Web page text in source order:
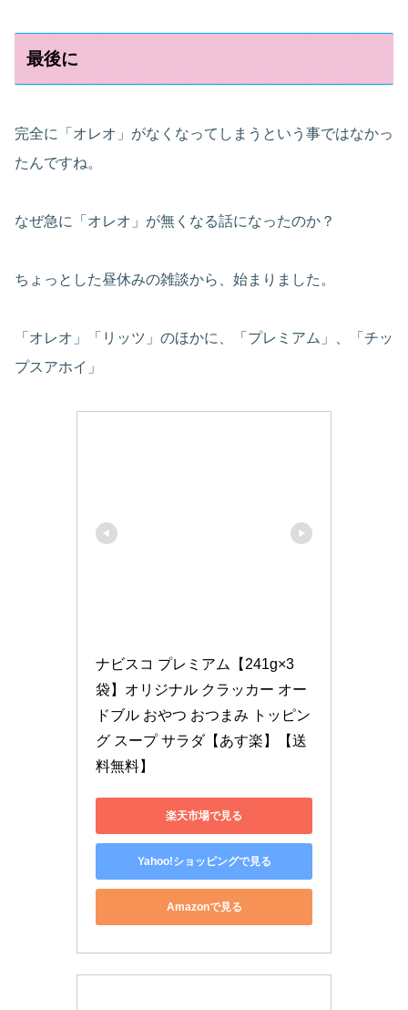
最後に
完全に「オレオ」がなくなってしまうという事ではなかっ
たんですね。
なぜ急に「オレオ」が無くなる話になったのか？
ちょっとした昼休みの雑談から、始まりました。
「オレオ」「リッツ」のほかに、「プレミアム」、「チッ
プスアホイ」
ナビスコ プレミアム【241g×3
袋】オリジナル クラッカー オー
ドブル おやつ おつまみ トッピン
グ スープ サラダ【あす楽】【送
料無料】
楽天市場で見る
Yahoo!ショッピングで見る
Amazonで見る